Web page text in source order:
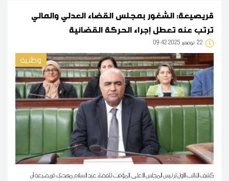
قريصيعة: الشغور بمجلس القضاء العدلي والمالي
ترتب عنه تعطل إجراء الحركة القضائية
22 09:42 2025 نوفمبر
وطنية
كشف النائب الأول لرئيس المجلس الأعلى المؤقت للقضاء عبد السلام مهدي قريصيعة أن